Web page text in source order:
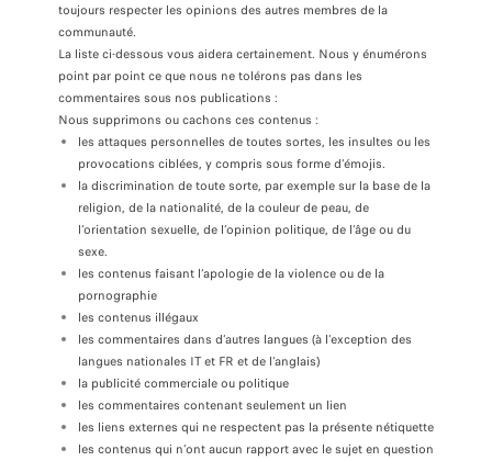
toujours respecter les opinions des autres membres de la
communauté.
La liste ci-dessous vous aidera certainement. Nous y énumérons
point par point ce que nous ne tolérons pas dans les
commentaires sous nos publications :
Nous supprimons ou cachons ces contenus :
les attaques personnelles de toutes sortes, les insultes ou les
provocations ciblées, y compris sous forme d’émojis.
la discrimination de toute sorte, par exemple sur la base de la
religion, de la nationalité, de la couleur de peau, de
l’orientation sexuelle, de l’opinion politique, de l’âge ou du
sexe.
les contenus faisant l’apologie de la violence ou de la
pornographie
les contenus illégaux
les commentaires dans d’autres langues (à l’exception des
langues nationales IT et FR et de l’anglais)
la publicité commerciale ou politique
les commentaires contenant seulement un lien
les liens externes qui ne respectent pas la présente nétiquette
les contenus qui n’ont aucun rapport avec le sujet en question